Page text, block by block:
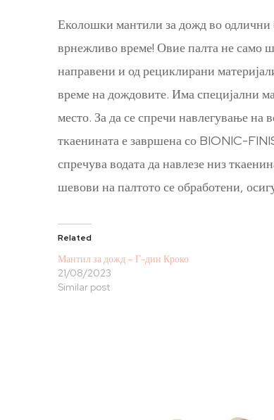
Еколошки мантили за дожд во одлични
врнежливо време! Овие палта не само
направени и од рециклирани
време на дождовите. Има специјални
место. За да се спречи навлегување
ткаенината е завршена со BIONIC-
спречува водата да навлезе низ
шевови на палтото се обработени,
Related
Мантил за дожд – Г-дин Кроко
21/08/2023
Similar post